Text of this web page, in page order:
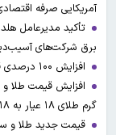
آمریکایی صرفه
تأکید مدیرعامل
برق شرکت‌های
افزایش ۱۰۰ درصدی قیمت بنزین با موافقت سران قوا
گرم طلای ۱۸ عیار به ۱۸ میلیون و ۳۱۸ هزار و ۱۰۰ تومان رسید
قیمت جدید طلا و سکه امروز ۲۶